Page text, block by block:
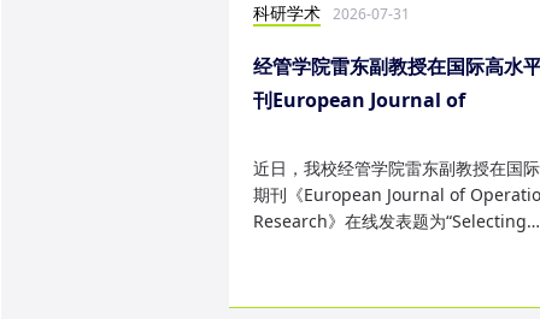
科研学术 2026-07-31
经管学院雷东副教授在国际高水
刊European Journal of
果
近日，我校经管学院雷东副教授在国
期刊《European Journal of
Research》在线发表题为“Selecting